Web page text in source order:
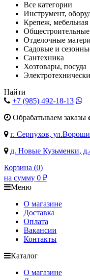
Все категории
Инструмент,
Крепеж,
Отделочные
Садовые и
Сантехника
Хозтовары, посуда
Найти
+7 (985) 492-18-13
Обрабатываем заказы
г. Серпухов,
д. Новые Кузьменки,
Корзина (0)
на сумму 0 ₽
Меню
О магазине
Доставка
Оплата
Вакансии
Контакты
Каталог
О магазине